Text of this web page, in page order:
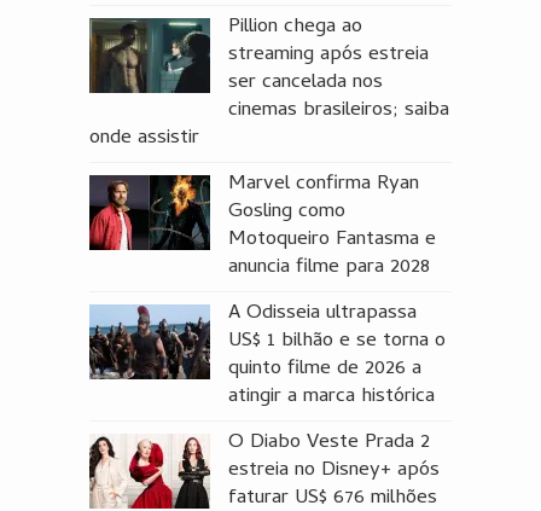
Pillion chega ao
streaming após estreia
ser cancelada nos
cinemas brasileiros; saiba
onde assistir
Marvel confirma Ryan
Gosling como
Motoqueiro Fantasma e
anuncia filme para 2028
A Odisseia ultrapassa
US$ 1 bilhão e se torna o
quinto filme de 2026 a
atingir a marca histórica
O Diabo Veste Prada 2
estreia no Disney+ após
faturar US$ 676 milhões